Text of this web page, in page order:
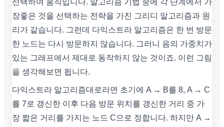
선택하여 움직입니다. 알고리즘 기법 중에 각 단계에서 가
장좋은 것을 선택하는 전략을 가진 그리디 알고리즘과 원
리가 같습니다. 그런데 다익스트라 알고리즘은 한 번 방문
한 노드는 다시 방문하지 않습니다. 그러니 음의 가중치가
있는 그래프에서 제대로 동작하지 않는 것이죠. 이런 그림
을 생각해보면 됩니다.
다익스트라 알고리즘대로라면 초기에 A → B를 8, A → C
를 7로 갱신한 이후 다음 방문 위치를 갱신한 거리 중 가
장 짧은 거리를 가지는 노드 C으로 정합니다. 하지만 A →